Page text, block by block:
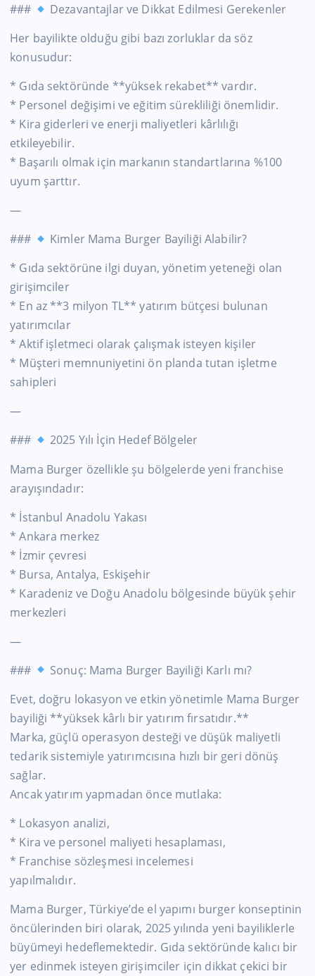
###
Dezavantajlar ve Dikkat Edilmesi Gerekenler
Her bayilikte olduğu gibi bazı zorluklar da söz
konusudur:
* Gıda sektöründe **yüksek rekabet** vardır.
* Personel değişimi ve eğitim sürekliliği önemlidir.
* Kira giderleri ve enerji maliyetleri kârlılığı
etkileyebilir.
* Başarılı olmak için markanın standartlarına %100
uyum şarttır.
—
###
Kimler Mama Burger Bayiliği Alabilir?
* Gıda sektörüne ilgi duyan, yönetim yeteneği olan
girişimciler
* En az **3 milyon TL** yatırım bütçesi bulunan
yatırımcılar
* Aktif işletmeci olarak çalışmak isteyen kişiler
* Müşteri memnuniyetini ön planda tutan işletme
sahipleri
—
###
2025 Yılı İçin Hedef Bölgeler
Mama Burger özellikle şu bölgelerde yeni franchise
arayışındadır:
* İstanbul Anadolu Yakası
* Ankara merkez
* İzmir çevresi
* Bursa, Antalya, Eskişehir
* Karadeniz ve Doğu Anadolu bölgesinde büyük şehir
merkezleri
—
###
Sonuç: Mama Burger Bayiliği Karlı mı?
Evet, doğru lokasyon ve etkin yönetimle Mama Burger
bayiliği **yüksek kârlı bir yatırım fırsatıdır.**
Marka, güçlü operasyon desteği ve düşük maliyetli
tedarik sistemiyle yatırımcısına hızlı bir geri dönüş
sağlar.
Ancak yatırım yapmadan önce mutlaka:
* Lokasyon analizi,
* Kira ve personel maliyeti hesaplaması,
* Franchise sözleşmesi incelemesi
yapılmalıdır.
Mama Burger, Türkiye’de el yapımı burger konseptinin
öncülerinden biri olarak, 2025 yılında yeni bayiliklerle
büyümeyi hedeflemektedir. Gıda sektöründe kalıcı bir
yer edinmek isteyen girişimciler için dikkat çekici bir